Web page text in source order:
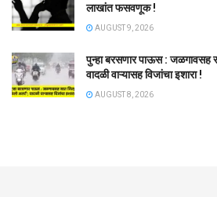
लाखांत फसवणूक !
AUGUST 9, 2026
पुन्हा बरसणार पाऊस : जळगावसह
वादळी वाऱ्यासह विजांचा इशारा !
AUGUST 8, 2026